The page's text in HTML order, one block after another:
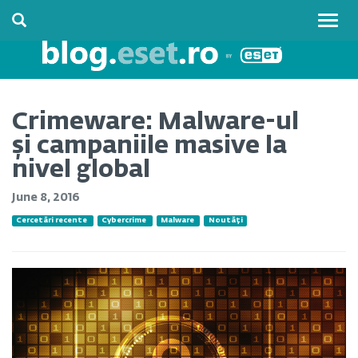
Crimeware: Malware-ul
și campaniile masive la
nivel global
June 8, 2016
Cercetări recente Cybercrime Malware Noutăți